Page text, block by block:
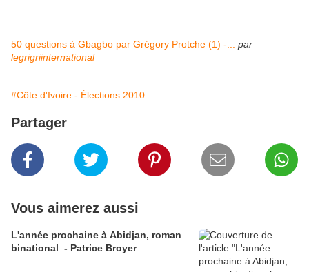
50 questions à Gbagbo par Grégory Protche (1) -...
par
legrigriinternational
#Côte d'Ivoire - Élections 2010
Partager
Vous aimerez aussi
L'année prochaine à Abidjan, roman
binational - Patrice Broyer